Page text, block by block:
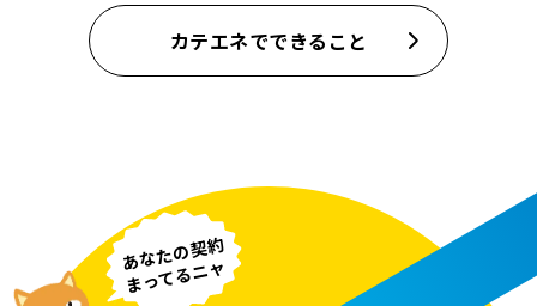
カテエネでできること
あなたの契約
まってるニャ